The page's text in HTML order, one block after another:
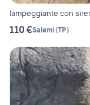
lampeggiante con
110 €Salemi(TP)